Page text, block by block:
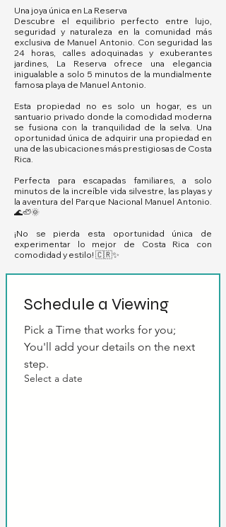
Una joya única en La Reserva
Descubre el equilibrio perfecto entre lujo,
seguridad y naturaleza en la comunidad más
exclusiva de Manuel Antonio. Con seguridad las
24 horas, calles adoquinadas y exuberantes
jardines, La Reserva ofrece una elegancia
inigualable a solo 5 minutos de la mundialmente
famosa playa de Manuel Antonio.
Esta propiedad no es solo un hogar, es un
santuario privado donde la comodidad moderna
se fusiona con la tranquilidad de la selva. Una
oportunidad única de adquirir una propiedad en
una de las ubicaciones más prestigiosas de Costa
Rica.
Perfecta para escapadas familiares, a solo
minutos de la increíble vida silvestre, las playas y
la aventura del Parque Nacional Manuel Antonio.
🌊🦥🌞
¡No se pierda esta oportunidad única de
experimentar lo mejor de Costa Rica con
comodidad y estilo! 🇨🇷✨
Schedule a Viewing
Pick a Time that works for you;
You'll add your details on the next
step.
Select a date